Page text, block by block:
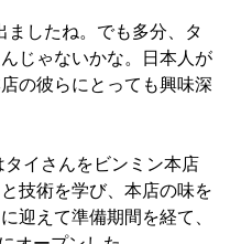
ましたね。でも多分、タ
じゃないかな。日本人が
の彼らにとっても興味深
イさんをビンミン本店
技術を学び、本店の味を
迎えて準備期間を経て、